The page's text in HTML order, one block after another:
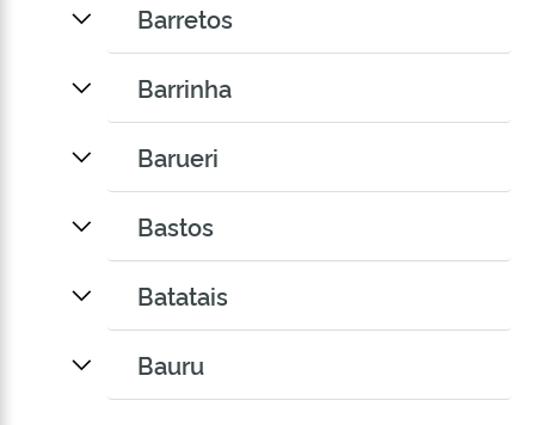
Barretos
Barrinha
Barueri
Bastos
Batatais
Bauru